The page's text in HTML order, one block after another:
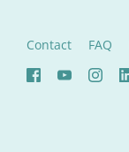
Contact FAQ